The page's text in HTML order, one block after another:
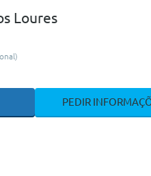
Loures
PEDIR